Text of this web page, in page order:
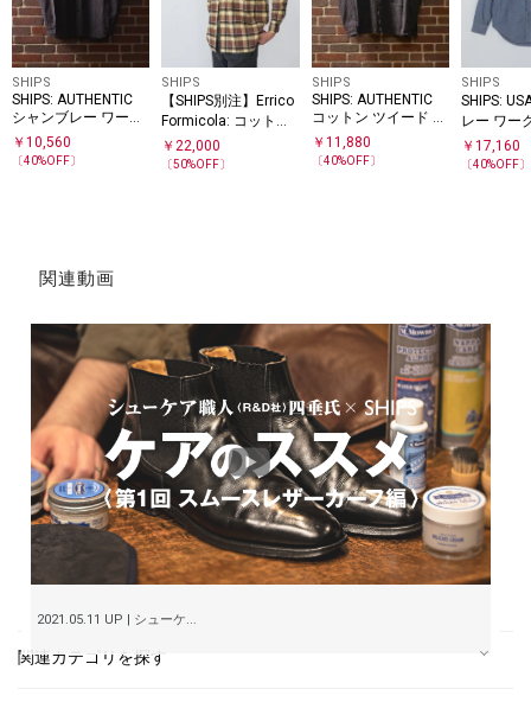
SHIPS
SHIPS: AUTHENTIC
シャンブレー ワーク
シャツ
￥ 10,560
〔40%OFF〕
SHIPS
【SHIPS別注】Errico
Formicola: コットン
フランネル チェック
オーバーシャツ
￥ 22,000
〔50%OFF〕
SHIPS
SHIPS: AUTHENTIC
コットン ツイード カ
バー シャツ
￥ 11,880
〔40%OFF〕
SHIPS
SHIPS:
レー ワー
￥17,160
〔40%OFF〕
関連動画
2021.05.11 UP | シューケ...
関連カテゴリを探す